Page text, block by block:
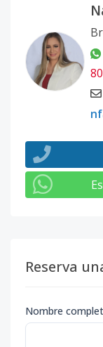
Reserva
Nombre